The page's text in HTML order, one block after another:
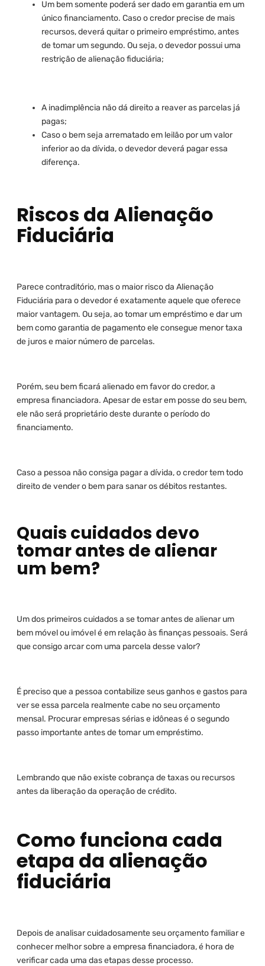
Um bem somente poderá ser dado em garantia em um
único financiamento. Caso o credor precise de mais
recursos, deverá quitar o primeiro empréstimo, antes
de tomar um segundo. Ou seja, o devedor possui uma
restrição de alienação fiduciária;
A inadimplência não dá direito a reaver as parcelas já
pagas;
Caso o bem seja arrematado em leilão por um valor
inferior ao da dívida, o devedor deverá pagar essa
diferença.
Riscos da Alienação
Fiduciária
Parece contraditório, mas o maior risco da Alienação
Fiduciária para o devedor é exatamente aquele que oferece
maior vantagem. Ou seja, ao tomar um empréstimo e dar um
bem como garantia de pagamento ele consegue menor taxa
de juros e maior número de parcelas.
Porém, seu bem ficará alienado em favor do credor, a
empresa financiadora. Apesar de estar em posse do seu bem,
ele não será proprietário deste durante o período do
financiamento.
Caso a pessoa não consiga pagar a dívida, o credor tem todo
direito de vender o bem para sanar os débitos restantes.
Quais cuidados devo
tomar antes de alienar
um bem?
Um dos primeiros cuidados a se tomar antes de alienar um
bem móvel ou imóvel é em relação às finanças pessoais. Será
que consigo arcar com uma parcela desse valor?
É preciso que a pessoa contabilize seus ganhos e gastos para
ver se essa parcela realmente cabe no seu orçamento
mensal. Procurar empresas sérias e idôneas é o segundo
passo importante antes de tomar um empréstimo.
Lembrando que não existe cobrança de taxas ou recursos
antes da liberação da operação de crédito.
Como funciona cada
etapa da alienação
fiduciária
Depois de analisar cuidadosamente seu orçamento familiar e
conhecer melhor sobre a empresa financiadora, é hora de
verificar cada uma das etapas desse processo.